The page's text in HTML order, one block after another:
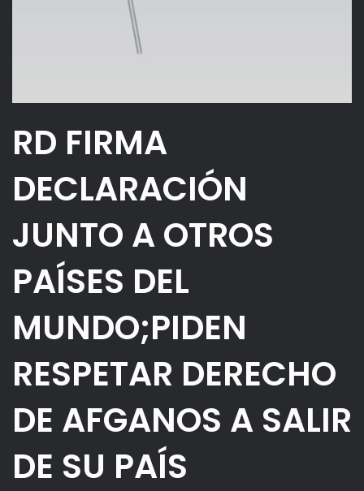
RD FIRMA
DECLARACIÓN
JUNTO A OTROS
PAÍSES DEL
MUNDO;PIDEN
RESPETAR DERECHO
DE AFGANOS A SALIR
DE SU PAÍS